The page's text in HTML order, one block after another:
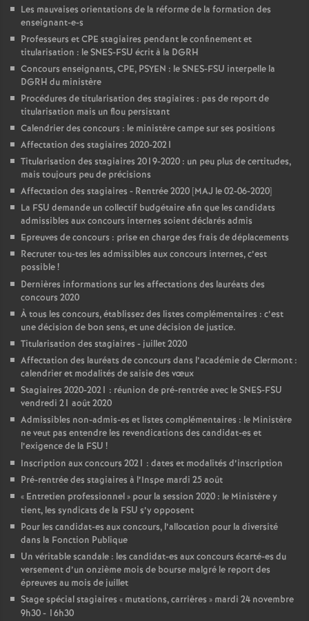
Les mauvaises orientations de la réforme de la formation des
enseignant-e-s
Professeurs et CPE stagiaires pendant le confinement et
titularisation : le SNES-FSU écrit à la DGRH
Concours enseignants, CPE, PSYEN : le SNES-FSU interpelle la
DGRH du ministère
Procédures de titularisation des stagiaires : pas de report de
titularisation mais un flou persistant
Calendrier des concours : le ministère campe sur ses positions
Affectation des stagiaires 2020-2021
Titularisation des stagiaires 2019-2020 : un peu plus de certitudes,
mais toujours peu de précisions
Affectation des stagiaires - Rentrée 2020 [MAJ le 02-06-2020]
La FSU demande un collectif budgétaire afin que les candidats
admissibles aux concours internes soient déclarés admis
Epreuves de concours : prise en charge des frais de déplacements
Recruter tou-tes les admissibles aux concours internes, c’est
possible!
Dernières informations sur les affectations des lauréats des
concours 2020
À tous les concours, établissez des listes complémentaires : c’est
une décision de bon sens, et une décision de justice.
Titularisation des stagiaires - juillet 2020
Affectation des lauréats de concours dans l’académie de Clermont :
calendrier et modalités de saisie des vœux
Stagiaires 2020-2021 : réunion de pré-rentrée avec le SNES-FSU
vendredi 21 août 2020
Admissibles non-admis-es et listes complémentaires : le Ministère
ne veut pas entendre les revendications des candidat-es et
l’exigence de la FSU !
Inscription aux concours 2021 : dates et modalités d’inscription
Pré-rentrée des stagiaires à l’Inspe mardi 25 août
« Entretien professionnel» pour la session 2020 : le Ministère y
tient, les syndicats de la FSU s’y opposent
Pour les candidat-es aux concours, l’allocation pour la diversité
dans la Fonction Publique
Un véritable scandale : les candidat-es aux concours écarté-es du
versement d’un onzième mois de bourse malgré le report des
épreuves au mois de juillet
Stage spécial stagiaires « mutations, carrières » mardi 24 novembre
9h30 - 16h30